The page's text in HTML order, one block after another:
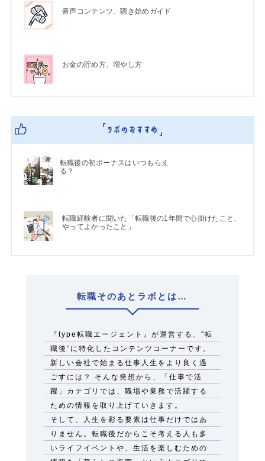
音声コンテンツ、聴き始めガイド
お金の貯め方、増やし方
転職後の初ボーナスはいつもらえ
る？
転職経験者に聞いた「転職後の1年間で心掛けたこと、
やってよかったこと」
転職そのあとラボとは…
『type転職エージェント』が運営する、"転
職後”に特化したコンテンツコーナーです。
新しい会社で始まる仕事人生をより良く過
ごすには？ そんな発想から、「仕事で活
躍」カテゴリでは、職場や業務で活躍する
ための情報を取り上げていきます。
そして、人生を彩る要素は仕事だけではあ
りません。転職後だからこそ考える人も多
いライフイベントや、生活を楽しむための